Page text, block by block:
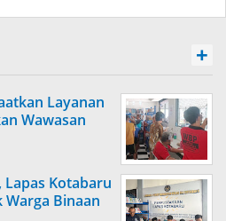
+
Layanan
Wawasan
Kotabaru
Binaan